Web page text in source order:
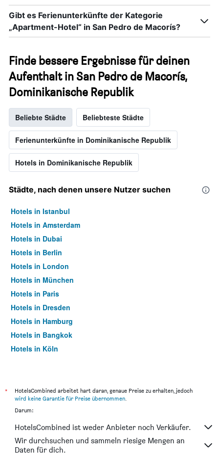
Gibt es Ferienunterkünfte der Kategorie
„Apartment-Hotel“ in San Pedro de Macorís?
Finde bessere Ergebnisse für deinen
Aufenthalt in San Pedro de Macorís,
Dominikanische Republik
Beliebte Städte Beliebteste Städte
Ferienunterkünfte in Dominikanische Republik
Hotels in Dominikanische Republik
Städte, nach denen unsere Nutzer suchen
Hotels in Istanbul
Hotels in Amsterdam
Hotels in Dubai
Hotels in Berlin
Hotels in London
Hotels in München
Hotels in Paris
Hotels in Dresden
Hotels in Hamburg
Hotels in Bangkok
Hotels in Köln
*
HotelsCombined arbeitet hart daran, genaue Preise zu erhalten, jedoch
wird keine Garantie für Preise übernommen.
Darum:
HotelsCombined ist weder Anbieter noch Verkäufer.
Wir durchsuchen und sammeln riesige Mengen an
Daten für dich.